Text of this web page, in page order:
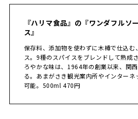
『ハリマ食品』の『ワンダフルソ
ス』
保存料、添加物を使わずに木樽で仕込む
ス。9種のスパイスをブレンドして熟成
ろやかな味は、1964年の創業以来、関
る。あまがさき観光案内所やインターネ
可能。500ml 470円